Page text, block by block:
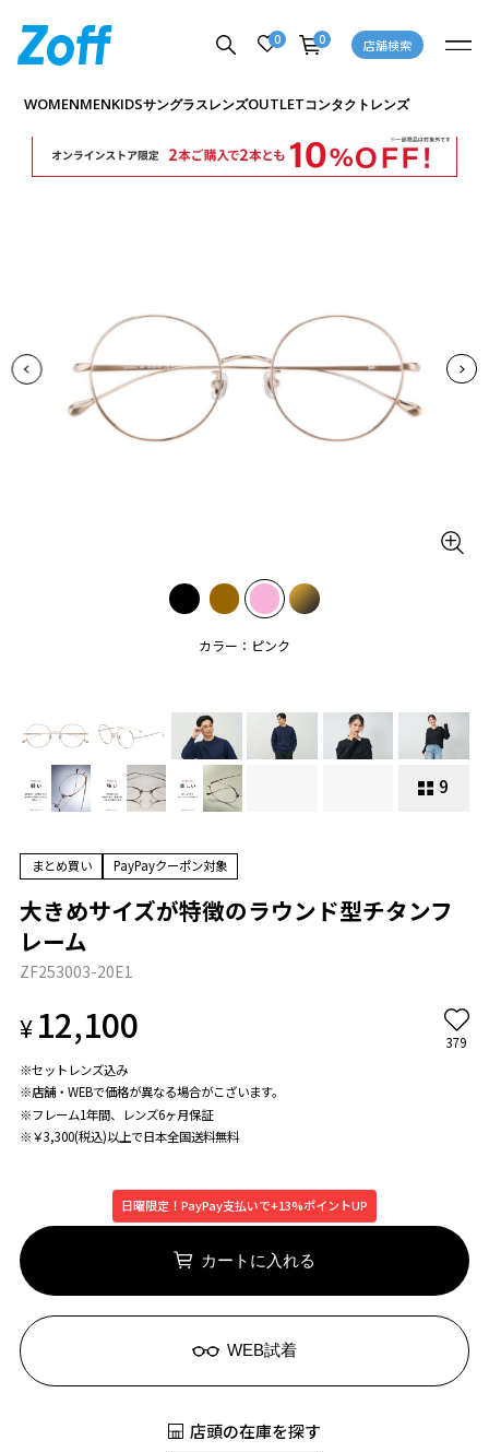
0 0 店舗検索
WOMENMENKIDSサングラスレンズOUTLETコンタクトレンズ
カラー：ピンク
9
商品詳細ページへ
まとめ買い PayPayクーポン対象
大きめサイズが特徴のラウンド型チタンフ
レーム
ZF253003-20E1
¥12,100 379
※セットレンズ込み
※店舗・WEBで価格が異なる場合がこざいます。
※フレーム1年間、レンズ6ヶ月保証
※￥3,300(税込)以上で日本全国送料無料
日曜限定！PayPay支払いで+13%ポイントUP
カートに入れる
WEB試着
店頭の在庫を探す